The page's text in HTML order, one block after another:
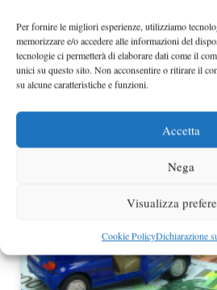
Per fornire le migliori esperienze, utilizziamo
memorizzare e/o accedere alle informazioni del
tecnologie ci permetterà di elaborare dati come il
unici su questo sito. Non acconsentire o ritirare il
su alcune caratteristiche e funzioni.
Accetta
Nega
Visualizza
Cookie PolicyDichiarazione
Limite superbollo auto a 306 CV,